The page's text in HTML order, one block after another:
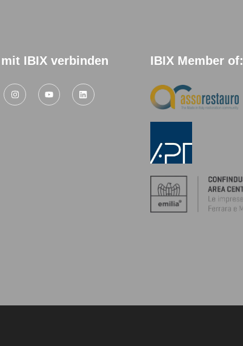
IBIX verbinden IBIX Member of: